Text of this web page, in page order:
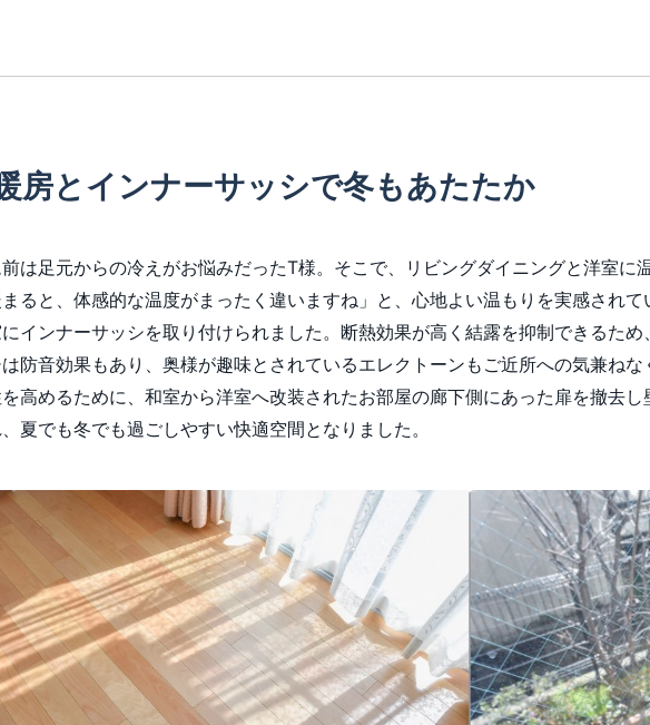
房とインナーサッシで冬もあたたか
は足元からの冷えがお悩みだったT様。そこで、リビングダイニングと洋室に
ると、体感的な温度がまったく違いますね」と、心地よい温もりを実感され
インナーサッシを取り付けられました。断熱効果が高く結露を抑制できるた
防音効果もあり、奥様が趣味とされているエレクトーンもご近所への気兼ねな
高めるために、和室から洋室へ改装されたお部屋の廊下側にあった扉を撤去
夏でも冬でも過ごしやすい快適空間となりました。